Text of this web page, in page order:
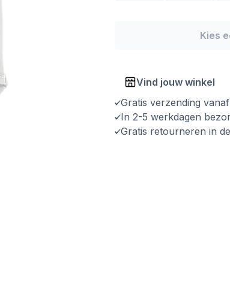
Kies
Vind jouw winkel
Gratis verzending
In 2-5 werkdagen
Gratis retourneren in